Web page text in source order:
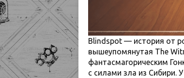
Blindspot — история от
вышеупомянутая The
фантасмагорическим
с силами зла из